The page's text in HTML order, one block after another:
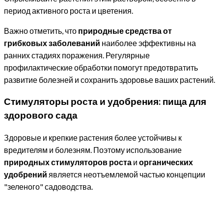
период активного роста и цветения.
Важно отметить, что природные средства от
грибковых заболеваний наиболее эффективны на
ранних стадиях поражения. Регулярные
профилактические обработки помогут предотвратить
развитие болезней и сохранить здоровье ваших растений.
Стимуляторы роста и удобрения: пища для
здорового сада
Здоровые и крепкие растения более устойчивы к
вредителям и болезням. Поэтому использование
природных стимуляторов роста и органических
удобрений является неотъемлемой частью концепции
"зеленого" садоводства.